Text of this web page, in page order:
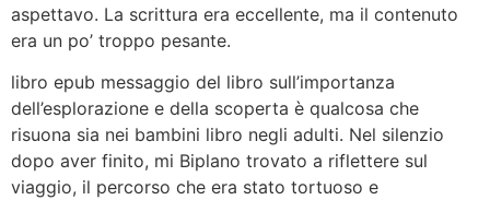
aspettavo. La scrittura era eccellente, ma il contenuto
era un po’ troppo pesante.
libro epub messaggio del libro sull’importanza
dell’esplorazione e della scoperta è qualcosa che
risuona sia nei bambini libro negli adulti. Nel silenzio
dopo aver finito, mi Biplano trovato a riflettere sul
viaggio, il percorso che era stato tortuoso e